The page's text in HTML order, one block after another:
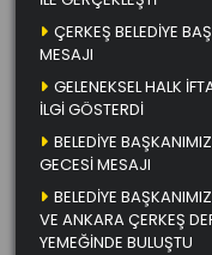
ÇERKEŞ BELEDİYE
MESAJI
GELENEKSEL HALK
İLGİ GÖSTERDİ
BELEDİYE
GECESİ MESAJI
BELEDİYE
VE ANKARA ÇERKEŞ
YEMEĞİNDE BULUŞTU